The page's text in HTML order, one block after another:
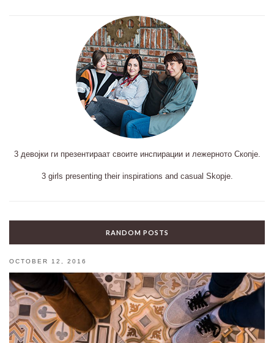
3 девојки ги презентираат своите инспирации и лежерното Скопје.
3 girls presenting their inspirations and casual Skopje.
RANDOM POSTS
OCTOBER 12, 2016